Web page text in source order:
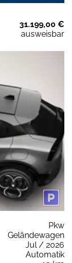
31.199,00 €
ausweisbar
Pkw
Geländewagen
Jul / 2026
Automatik